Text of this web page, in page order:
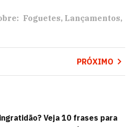
Foguetes Lançamentos
PRÓXIMO
Veja 10 frases para